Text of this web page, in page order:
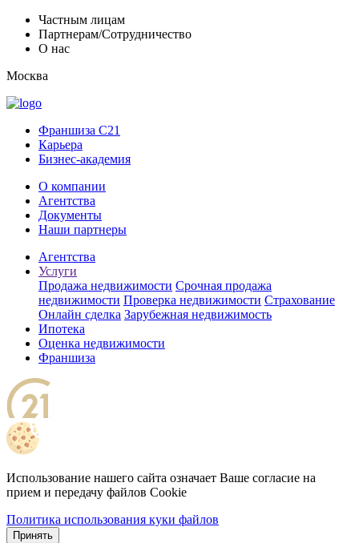
Частным лицам
Партнерам/Сотрудничество
О нас
Москва
Франшиза C21
Карьера
Бизнес-академия
О компании
Агентства
Документы
Наши партнеры
Агентства
Услуги
Продажа недвижимости Срочная продажа
недвижимости Проверка недвижимости Страхование
Онлайн сделка Зарубежная недвижимость
Ипотека
Оценка недвижимости
Франшиза
Использование нашего сайта означает Ваше согласие на
прием и передачу файлов Cookie
Политика использования куки файлов
Принять